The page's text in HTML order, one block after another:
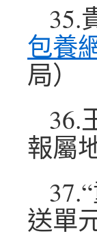
35.
包養
局）
36.
報屬
送單